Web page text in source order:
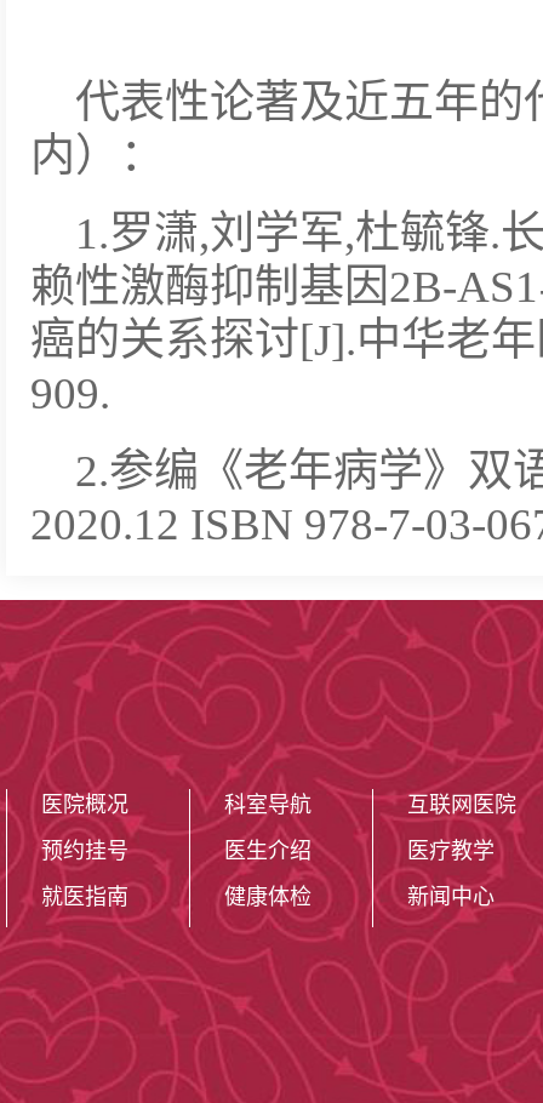
代表性论著及近五年的
内）：
1.罗潇,刘学军,杜毓锋.
赖性激酶抑制基因2B-
癌的关系探讨[J].中华老
909.
2.参编《老年病学》双
2020.12 ISBN 978-7-03-
医院概况
预约挂号
就医指南
科室导航
医生介绍
健康体检
互联网医院
医疗教学
新闻中心